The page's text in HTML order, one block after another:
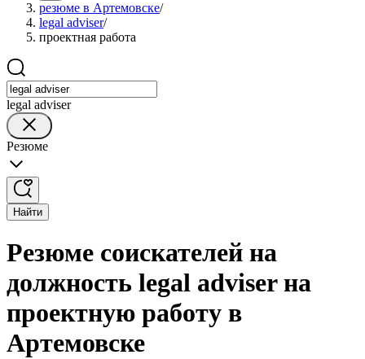
резюме в Артемовске/
legal adviser/
проектная работа
legal adviser
Резюме
Найти
Резюме соискателей на
должность legal adviser на
проектную работу в
Артемовске